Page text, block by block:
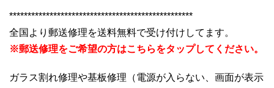
**************************************************
全国より郵送修理を送料無料で受け付けしてます。
※郵送修理をご希望の方はこちらをタップしてください。
ガラス割れ修理や基板修理（電源が入らない、画面が表示